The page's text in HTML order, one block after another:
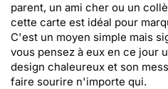
parent, un ami cher ou un
cette carte est idéal pour
C'est un moyen simple mais
vous pensez à eux en ce jour
design chaleureux et son
faire sourire n'importe qui.